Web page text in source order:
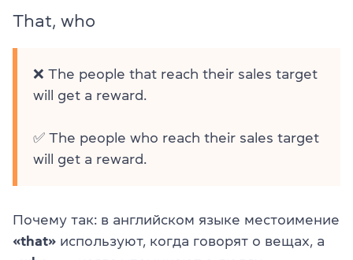
That, who
❌ The people that reach their sales target
will get a reward.
✅ The people who reach their sales target
will get a reward.
Почему так: в английском языке местоимение
«that» используют, когда говорят о вещах, а